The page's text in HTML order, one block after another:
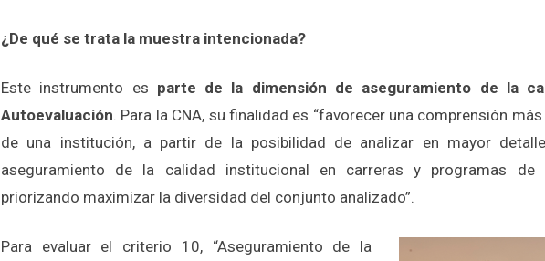
¿De qué se trata la muestra intencionada?
Este instrumento es parte de la dimensión de aseguramiento de la
Autoevaluación. Para la CNA, su finalidad es “favorecer una comprensión
de una institución, a partir de la posibilidad de analizar en mayor
aseguramiento de la calidad institucional en carreras y programas de
priorizando maximizar la diversidad del conjunto analizado”.
Para evaluar el criterio 10, “Aseguramiento de la